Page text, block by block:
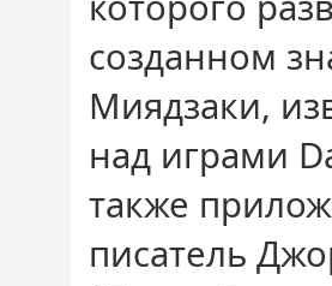
созданном
Миядзаки,
над играми
также
писатель